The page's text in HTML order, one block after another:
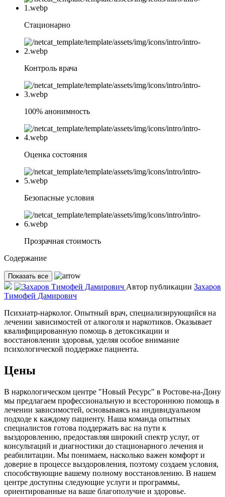
Стационарно
Контроль врача
100% анонимность
Оценка состояния
Безопасные условия
Прозрачная стоимость
Содержание
Показать все
Автор публикации Захаров
Тимофей Дамирович
Психиатр-нарколог. Опытный врач, специализирующийся на
лечении зависимостей от алкоголя и наркотиков. Оказывает
квалифицированную помощь в детоксикации и
восстановлении здоровья, уделяя особое внимание
психологической поддержке пациента.
Цены
В наркологическом центре "Новый Ресурс" в Ростове-на-Дону
мы предлагаем профессиональную и всестороннюю помощь в
лечении зависимостей, основываясь на индивидуальном
подходе к каждому пациенту. Наша команда опытных
специалистов готова поддержать вас на пути к
выздоровлению, предоставляя широкий спектр услуг, от
консультаций и диагностики до стационарного лечения и
реабилитации. Мы понимаем, насколько важен комфорт и
доверие в процессе выздоровления, поэтому создаем условия,
способствующие вашему полному восстановлению. В нашем
центре доступны следующие услуги и программы,
ориентированные на ваше благополучие и здоровье.